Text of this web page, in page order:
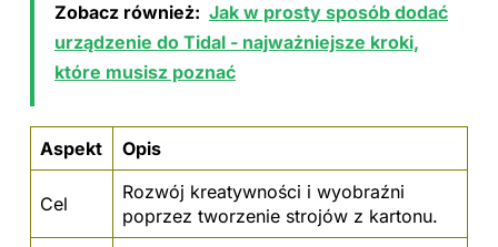
Zobacz również: Jak w prosty sposób dodać
urządzenie do Tidal - najważniejsze kroki,
które musisz poznać
Aspekt Opis
Cel
Rozwój kreatywności i wyobraźni
poprzez tworzenie strojów z kartonu.